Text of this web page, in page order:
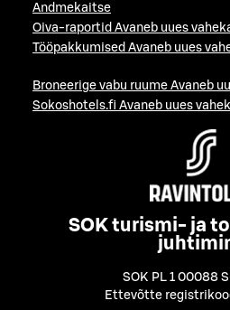
Andmekaitse
Oiva-raportid Avaneb uues
Tööpakkumised Avaneb uues
Broneerige vabu ruume Avaneb
Sokoshotels.fi Avaneb uues
SOK turismi- ja
SOK PL 1 00088
Ettevõtte